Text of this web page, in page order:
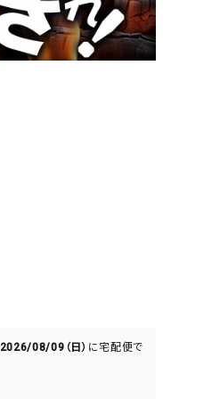
2026/08/09（日） に宅配便で